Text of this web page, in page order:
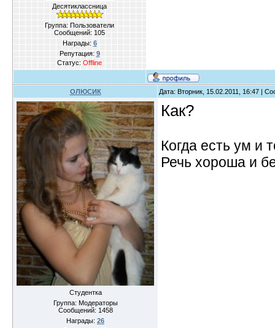
Десятиклассница
Группа: Пользователи
Сообщений: 105
Награды: 6
Репутация: 9
Статус: Offline
ОЛЮСИК Дата: Вторник, 15.02.2011, 16:47 |
Студентка
Группа: Модераторы
Сообщений: 1458
Награды: 26
Как?
Когда есть ум и
Речь хороша и